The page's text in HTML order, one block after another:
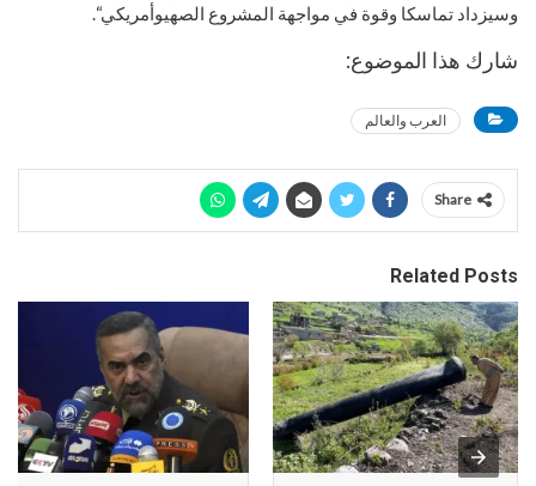
وسيزداد تماسكا وقوة في مواجهة المشروع الصهيوأمريكي“.
شارك هذا الموضوع:
العرب والعالم
Share
Related Posts